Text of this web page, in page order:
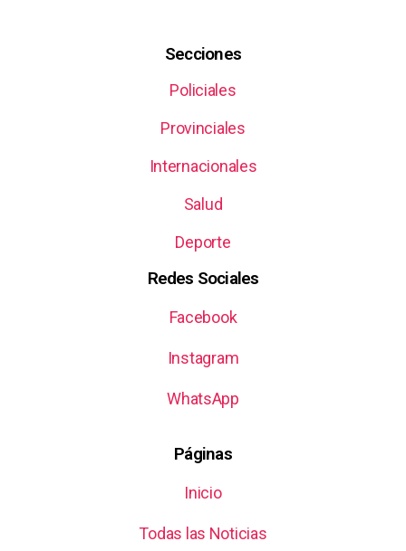
Secciones
Policiales
Provinciales
Internacionales
Salud
Deporte
Redes Sociales
Facebook
Instagram
WhatsApp
Páginas
Inicio
Todas las Noticias